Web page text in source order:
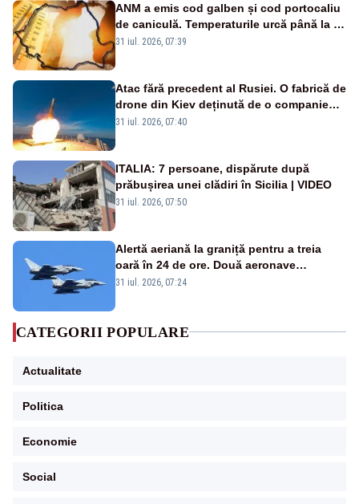
ANM a emis cod galben și cod portocaliu
de caniculă. Temperaturile urcă până la 38
de grade, iar nopțile devin tropicale
31 iul. 2026, 07:39
Atac fără precedent al Rusiei. O fabrică de
drone din Kiev deținută de o companie
americană, distrusă de o rachetă
31 iul. 2026, 07:40
ITALIA: 7 persoane, dispărute după
prăbușirea unei clădiri în Sicilia | VIDEO
31 iul. 2026, 07:50
Alertă aeriană la graniță pentru a treia
oară în 24 de ore. Două aeronave
Eurofighter britanice au fost ridicate de la
31 iul. 2026, 07:24
CATEGORII POPULARE
Actualitate
Politica
Economie
Social